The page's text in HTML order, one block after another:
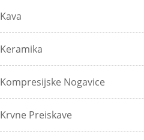
Kava
Keramika
Kompresijske Nogavice
Krvne Preiskave